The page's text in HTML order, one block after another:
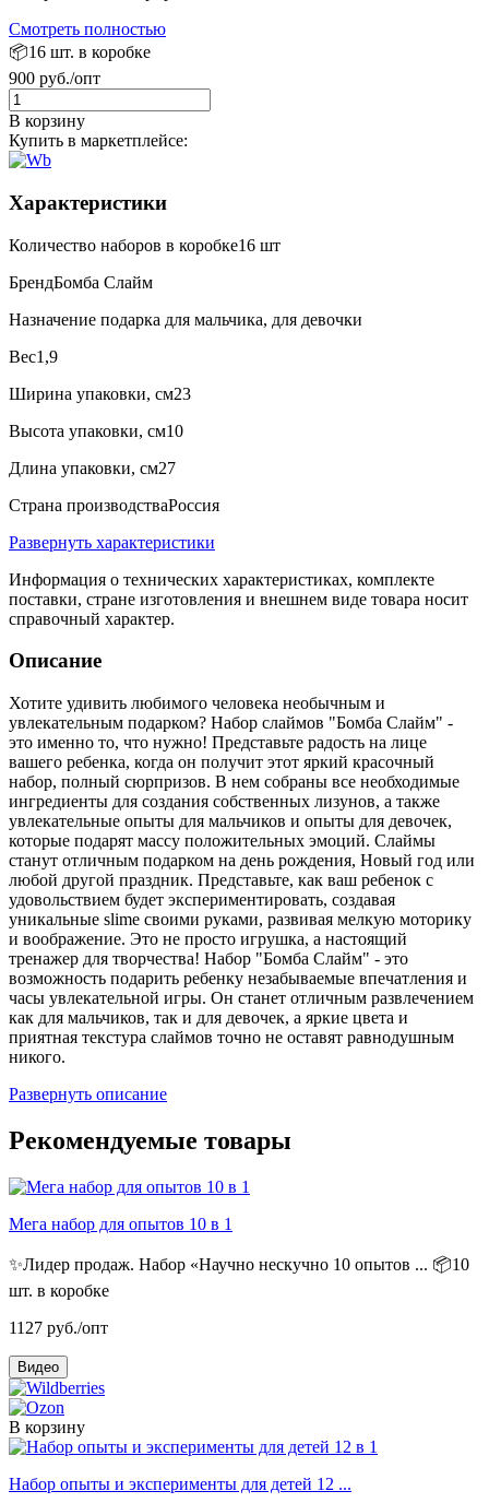
Смотреть полностью
📦16 шт. в коробке
900 руб./опт
В корзину
Купить в маркетплейсе:
Характеристики
Количество наборов в коробке16 шт
БрендБомба Слайм
Назначение подарка для мальчика, для девочки
Вес1,9
Ширина упаковки, см23
Высота упаковки, см10
Длина упаковки, см27
Страна производстваРоссия
Развернуть характеристики
Информация о технических характеристиках, комплекте
поставки, стране изготовления и внешнем виде товара носит
справочный характер.
Описание
Хотите удивить любимого человека необычным и
увлекательным подарком? Набор слаймов "Бомба Слайм" -
это именно то, что нужно! Представьте радость на лице
вашего ребенка, когда он получит этот яркий красочный
набор, полный сюрпризов. В нем собраны все необходимые
ингредиенты для создания собственных лизунов, а также
увлекательные опыты для мальчиков и опыты для девочек,
которые подарят массу положительных эмоций. Слаймы
станут отличным подарком на день рождения, Новый год или
любой другой праздник. Представьте, как ваш ребенок с
удовольствием будет экспериментировать, создавая
уникальные slime своими руками, развивая мелкую моторику
и воображение. Это не просто игрушка, а настоящий
тренажер для творчества! Набор "Бомба Слайм" - это
возможность подарить ребенку незабываемые впечатления и
часы увлекательной игры. Он станет отличным развлечением
как для мальчиков, так и для девочек, а яркие цвета и
приятная текстура слаймов точно не оставят равнодушным
никого.
Развернуть описание
Рекомендуемые товары
Мега набор для опытов 10 в 1
✨Лидер продаж. Набор «Научно нескучно 10 опытов ... 📦10
шт. в коробке
1127 руб./опт
Видео
В корзину
Набор опыты и эксперименты для детей 12 ...